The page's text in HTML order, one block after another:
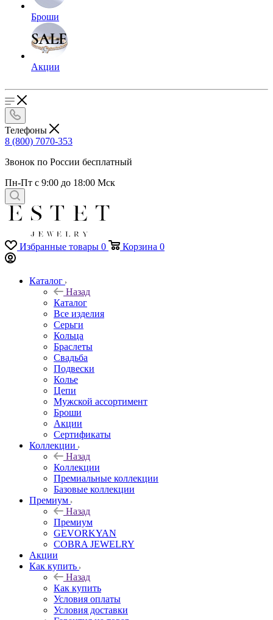
Броши
Акции
Телефоны
8 (800) 7070-353
Звонок по России бесплатный
Пн-Пт с 9:00 до 18:00 Мск
Избранные товары 0 Корзина 0
Каталог
Назад
Каталог
Все изделия
Серьги
Кольца
Браслеты
Свадьба
Подвески
Колье
Цепи
Мужской ассортимент
Броши
Акции
Сертификаты
Коллекции
Назад
Коллекции
Премиальные коллекции
Базовые коллекции
Премиум
Назад
Премиум
GEVORKYAN
COBRA JEWELRY
Акции
Как купить
Назад
Как купить
Условия оплаты
Условия доставки